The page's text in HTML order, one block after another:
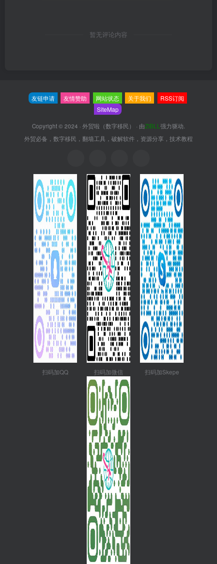
暂无评论内容
友链申请 友情赞助 网站状态 关于我们
RSS订阅
SiteMap
Copyright © 2024 · 外贸啦（数字移民） · 由ZIBLL 强力驱动.
外贸必备，数字移民，翻墙工具，破解软件，资源分享，技术教程
扫码加QQ 扫码加微信 扫码加Skepe